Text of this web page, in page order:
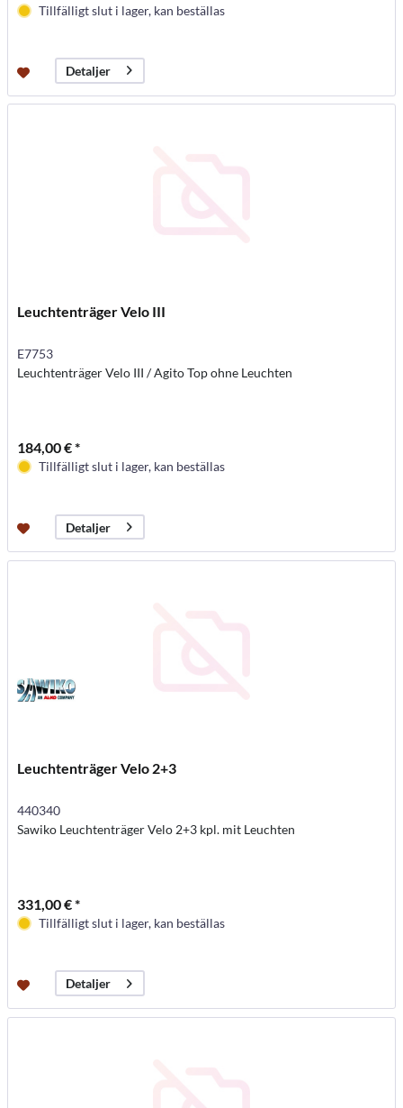
Tillfälligt slut i lager, kan beställas
Detaljer
Leuchtenträger Velo III
E7753
Leuchtenträger Velo III / Agito Top ohne Leuchten
184,00 € *
Tillfälligt slut i lager, kan beställas
Detaljer
Leuchtenträger Velo 2+3
440340
Sawiko Leuchtenträger Velo 2+3 kpl. mit Leuchten
331,00 € *
Tillfälligt slut i lager, kan beställas
Detaljer